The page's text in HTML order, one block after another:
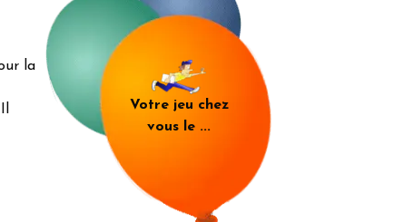
la
Votre jeu chez
vous le ...